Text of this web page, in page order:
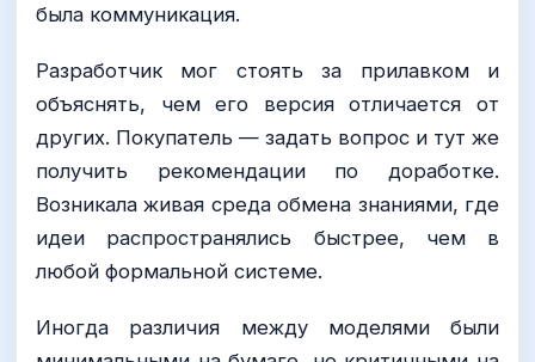
была коммуникация.
Разработчик мог стоять за прилавком и
объяснять, чем его версия отличается от
других. Покупатель — задать вопрос и тут же
получить рекомендации по доработке.
Возникала живая среда обмена знаниями, где
идеи распространялись быстрее, чем в
любой формальной системе.
Иногда различия между моделями были